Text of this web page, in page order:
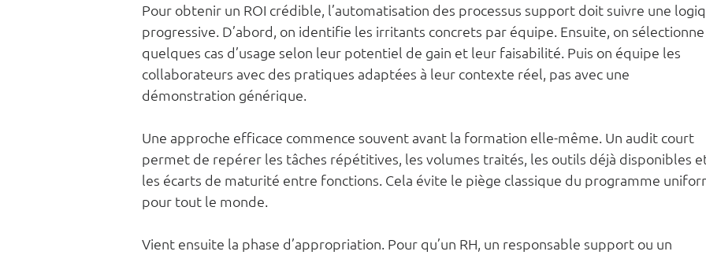
Pour obtenir un ROI crédible, l’automatisation des processus support doit suivre une
progressive. D’abord, on identifie les irritants concrets par équipe. Ensuite, on sélectionne
quelques cas d’usage selon leur potentiel de gain et leur faisabilité. Puis on équipe les
collaborateurs avec des pratiques adaptées à leur contexte réel, pas avec une
démonstration générique.
Une approche efficace commence souvent avant la formation elle-même. Un audit court
permet de repérer les tâches répétitives, les volumes traités, les outils déjà disponibles
les écarts de maturité entre fonctions. Cela évite le piège classique du programme
pour tout le monde.
Vient ensuite la phase d’appropriation. Pour qu’un RH, un responsable support ou un